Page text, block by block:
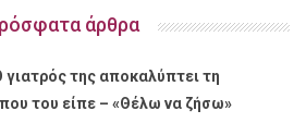
άρθρα
γιατρός της αποκαλύπτει τη
του είπε – «Θέλω να ζήσω»